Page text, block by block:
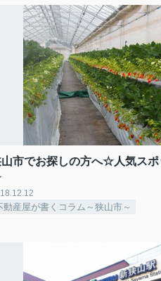
市でお探しの方へ☆人気スポ
動産屋が書くコラム～狭山市～